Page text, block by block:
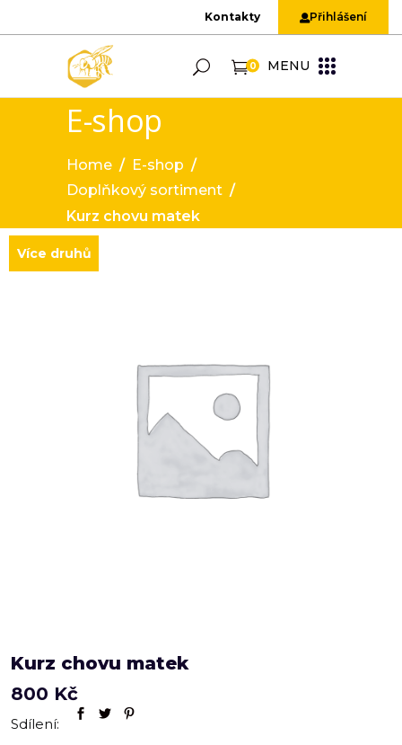
Kontakty Přihlášení
0 MENU
E-shop
Home / E-shop /
Doplňkový sortiment /
Kurz chovu matek
Více druhů
Kurz chovu matek
800 Kč
Sdílení: